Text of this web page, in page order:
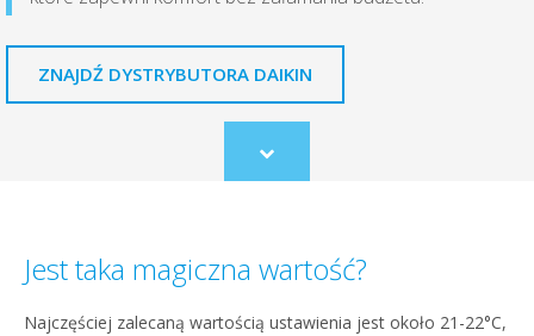
ZNAJDŹ DYSTRYBUTORA DAIKIN
Scroll
to
Jest taka magiczna wartość?
Najczęściej zalecaną wartością ustawienia jest około 21-22°C,